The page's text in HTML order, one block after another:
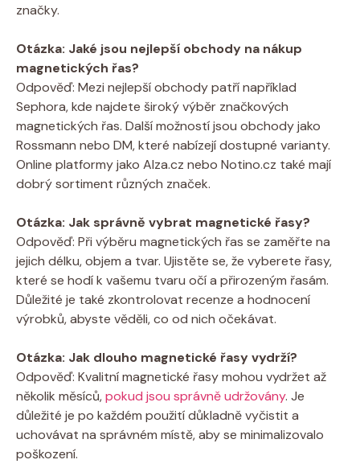
značky.
Otázka: Jaké jsou nejlepší obchody na nákup
magnetických řas?
Odpověď: Mezi nejlepší obchody patří například
Sephora, kde najdete široký výběr značkových
magnetických řas. Další možností jsou obchody jako
Rossmann nebo DM, které nabízejí dostupné varianty.
Online platformy jako Alza.cz nebo Notino.cz také mají
dobrý sortiment různých značek.
Otázka: Jak správně vybrat magnetické řasy?
Odpověď: Při výběru magnetických řas se zaměřte na
jejich délku, objem a tvar. Ujistěte se, že vyberete řasy,
které se hodí k vašemu tvaru očí a přirozeným řasám.
Důležité je také zkontrolovat recenze a hodnocení
výrobků, abyste věděli, co od nich očekávat.
Otázka: Jak dlouho magnetické řasy vydrží?
Odpověď: Kvalitní magnetické řasy mohou vydržet až
několik měsíců,pokud jsou správně udržovány. Je
důležité je po každém použití důkladně vyčistit a
uchovávat na správném místě, aby se minimalizovalo
poškození.